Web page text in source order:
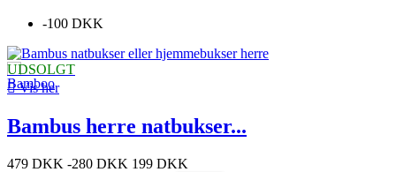
-100 DKK
UDSOLGT
Vis her
Bambus herre natbukser...
479 DKK -280 DKK 199 DKK